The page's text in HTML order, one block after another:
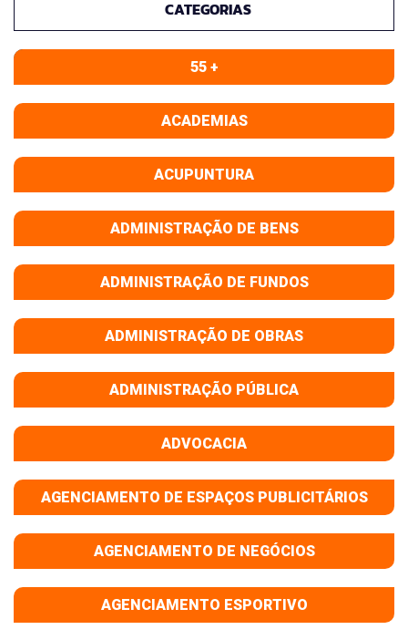
CATEGORIAS
55 +
ACADEMIAS
ACUPUNTURA
ADMINISTRAÇÃO DE BENS
ADMINISTRAÇÃO DE FUNDOS
ADMINISTRAÇÃO DE OBRAS
ADMINISTRAÇÃO PÚBLICA
ADVOCACIA
AGENCIAMENTO DE ESPAÇOS PUBLICITÁRIOS
AGENCIAMENTO DE NEGÓCIOS
AGENCIAMENTO ESPORTIVO